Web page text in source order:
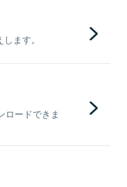
ます。
ロードできま